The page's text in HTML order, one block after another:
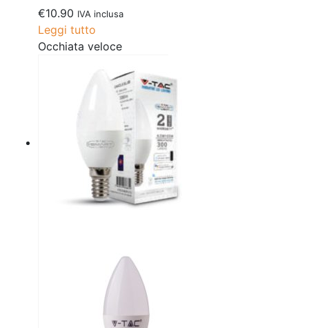
€10.90 IVA inclusa
Leggi tutto
Occhiata veloce